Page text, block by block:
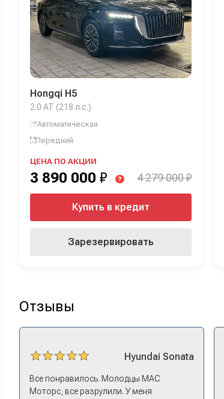
Hongqi H5
2.0 AT (218 л.с.)
Автоматическая
Передний
ЦЕНА ПО АКЦИИ
3 890 000 ₽ ? 4 279 000 ₽
Купить в кредит
Зарезервировать
Отзывы
Hyundai Sonata
Все понравилось. Молодцы МАС
Моторс, все разрулили. У меня